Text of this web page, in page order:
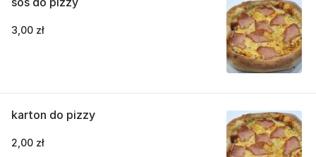
3,00 zł
karton do pizzy
2,00 zł